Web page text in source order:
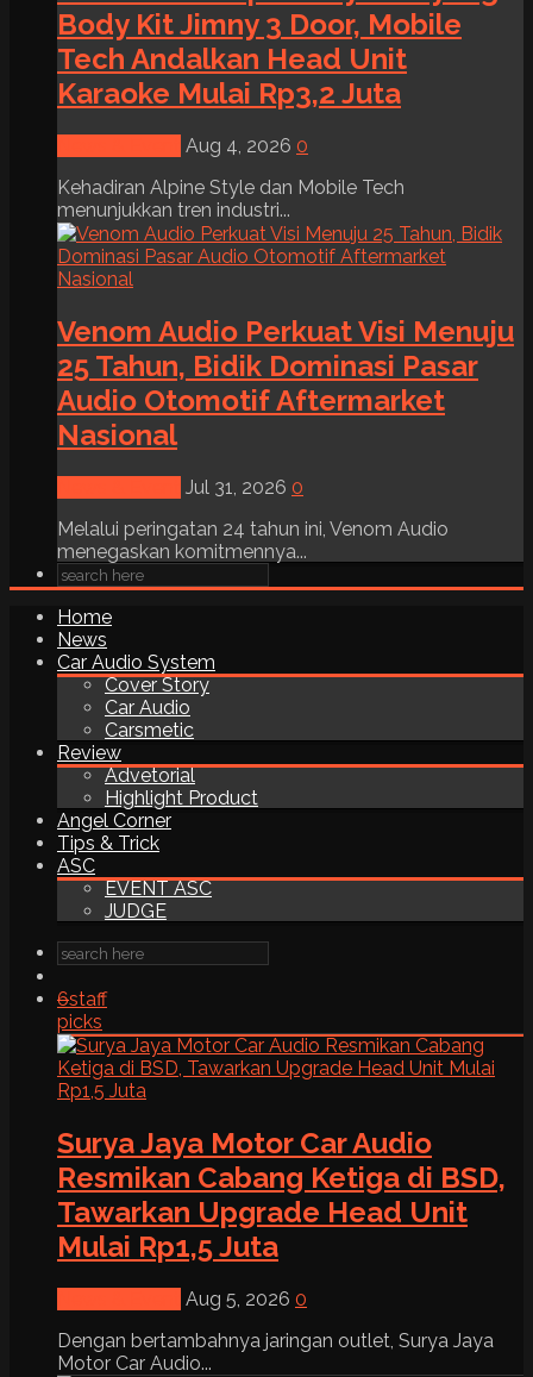
Body Kit Jimny 3 Door, Mobile
Tech Andalkan Head Unit
Karaoke Mulai Rp3,2 Juta
Aug 4, 2026 0
Kehadiran Alpine Style dan Mobile Tech
menunjukkan tren industri...
Venom Audio Perkuat Visi Menuju
25 Tahun, Bidik Dominasi Pasar
Audio Otomotif Aftermarket
Nasional
Jul 31, 2026 0
Melalui peringatan 24 tahun ini, Venom Audio
menegaskan komitmennya...
Home
News
Car Audio System
Cover Story
Car Audio
Carsmetic
Review
Advetorial
Highlight Product
Angel Corner
Tips & Trick
ASC
EVENT ASC
JUDGE
6staff
picks
Surya Jaya Motor Car Audio
Resmikan Cabang Ketiga di BSD,
Tawarkan Upgrade Head Unit
Mulai Rp1,5 Juta
Aug 5, 2026 0
Dengan bertambahnya jaringan outlet, Surya Jaya
Motor Car Audio...